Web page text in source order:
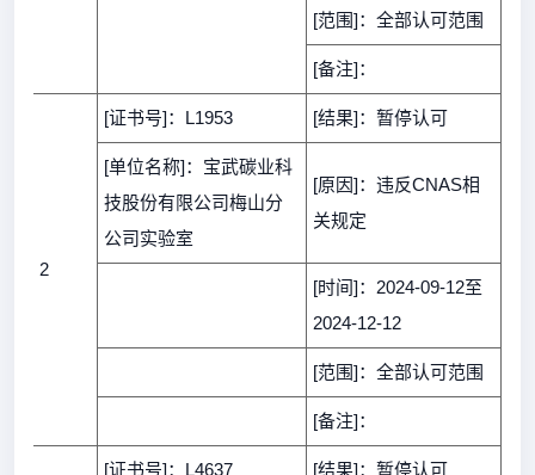
[范围]：全部认可范围
[备注]：
2
[证书号]：L1953 [结果]：暂停认可
[单位名称]：宝武碳业科
技股份有限公司梅山分
公司实验室
[原因]：违反CNAS相
关规定
[时间]：2024-09-12至
2024-12-12
[范围]：全部认可范围
[备注]：
[证书号]：L4637 [结果]：暂停认可